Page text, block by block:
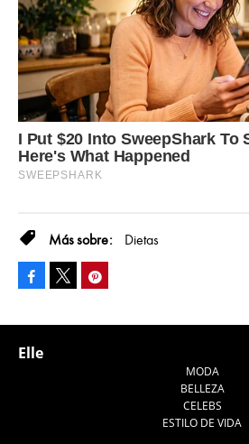
Dietas
Facebook
Elle
MODA
BELLEZA
CELEBS
ESTILO DE VIDA